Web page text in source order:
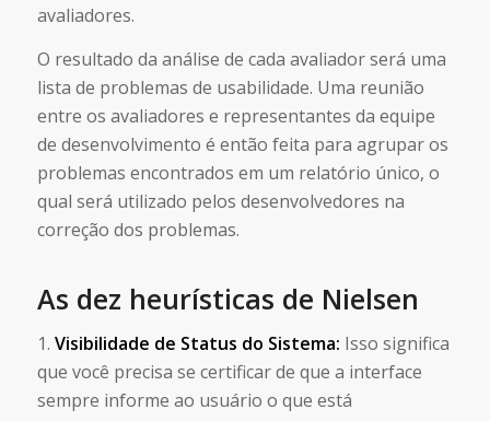
avaliadores.
O resultado da análise de cada avaliador será uma
lista de problemas de usabilidade. Uma reunião
entre os avaliadores e representantes da equipe
de desenvolvimento é então feita para agrupar os
problemas encontrados em um relatório único, o
qual será utilizado pelos desenvolvedores na
correção dos problemas.
As dez heurísticas de Nielsen
1. Visibilidade de Status do Sistema: Isso significa
que você precisa se certificar de que a interface
sempre informe ao usuário o que está